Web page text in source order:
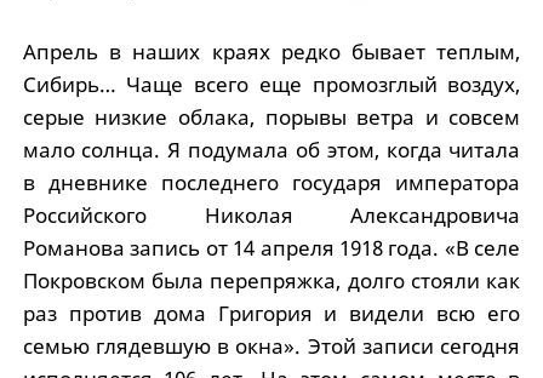
Апрель в наших краях редко бывает теплым,
Сибирь… Чаще всего еще промозглый воздух,
серые низкие облака, порывы ветра и совсем
мало солнца. Я подумала об этом, когда читала
в дневнике последнего государя императора
Российского Николая Александровича
Романова запись от 14 апреля 1918 года. «В селе
Покровском была перепряжка, долго стояли как
раз против дома Григория и видели всю его
семью глядевшую в окна». Этой записи сегодня